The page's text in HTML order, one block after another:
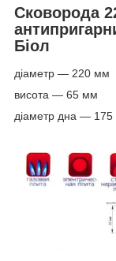
Сковорода
Біол
діаметр — 220 мм
висота — 65 мм
діаметр дна —